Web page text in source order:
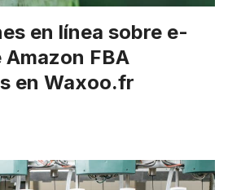
en línea sobre e-
FBA
en Waxoo.fr